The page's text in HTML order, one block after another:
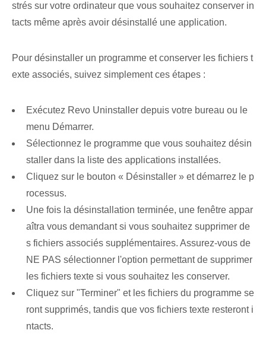
strés sur votre ordinateur que vous souhaitez conserver in
tacts même après avoir désinstallé une application.
Pour désinstaller un programme et conserver les fichiers t
exte associés, suivez simplement ces étapes :
Exécutez Revo Uninstaller depuis votre bureau ou le
menu Démarrer.
Sélectionnez le programme que vous souhaitez désin
staller dans la liste des applications installées.
Cliquez sur le bouton « Désinstaller » et démarrez le p
rocessus.
Une fois la désinstallation terminée, une fenêtre appar
aîtra vous demandant si vous souhaitez supprimer de
s fichiers associés supplémentaires. Assurez-vous de
NE PAS sélectionner l'option permettant de supprimer
les fichiers texte si vous souhaitez les conserver.
Cliquez sur "Terminer" et les fichiers du programme se
ront supprimés, tandis que vos fichiers texte resteront i
ntacts.